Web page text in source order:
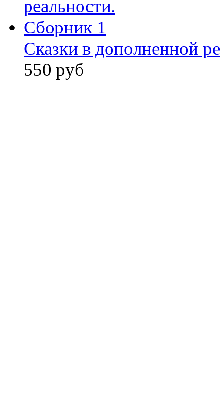
Сказки в дополненной
550 руб